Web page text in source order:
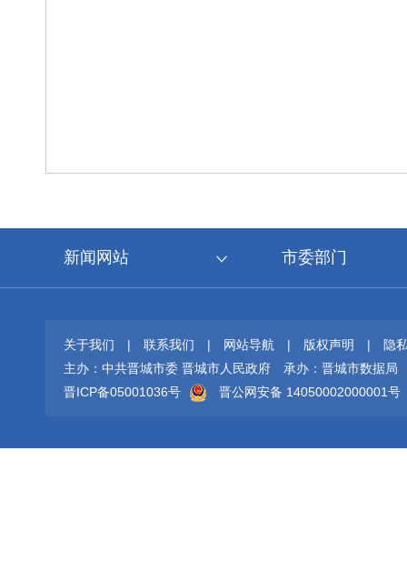
新闻网站 市委部门
关于我们 | 联系我们 | 网站导航 | 版权声明 |
隐
主办：中共晋城市委 晋城市人民政府
承办：晋城市数据局
晋ICP备05001036号
晋公网安备 14050002000001号